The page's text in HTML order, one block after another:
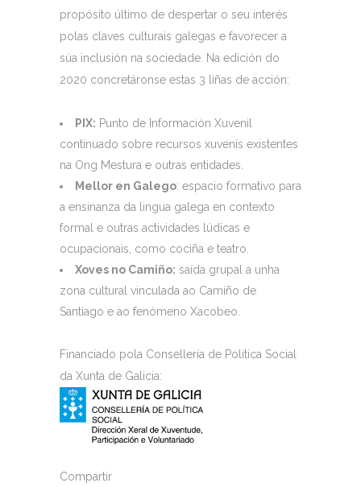
propósito último de despertar o seu interés
polas claves culturais galegas e favorecer a
súa inclusión na sociedade. Na edición do
2020 concretáronse estas 3 liñas de acción:
PIX: Punto de Información Xuvenil
continuado sobre recursos xuvenís existentes
na Ong Mestura e outras entidades.
Mellor en Galego: espacio formativo para
a ensinanza da lingua galega en contexto
formal e outras actividades lúdicas e
ocupacionais, como cociña e teatro.
Xoves no Camiño: saída grupal a unha
zona cultural vinculada ao Camiño de
Santiago e ao fenómeno Xacobeo.
Financiado pola Consellería de Política Social
da Xunta de Galicia:
Compartir